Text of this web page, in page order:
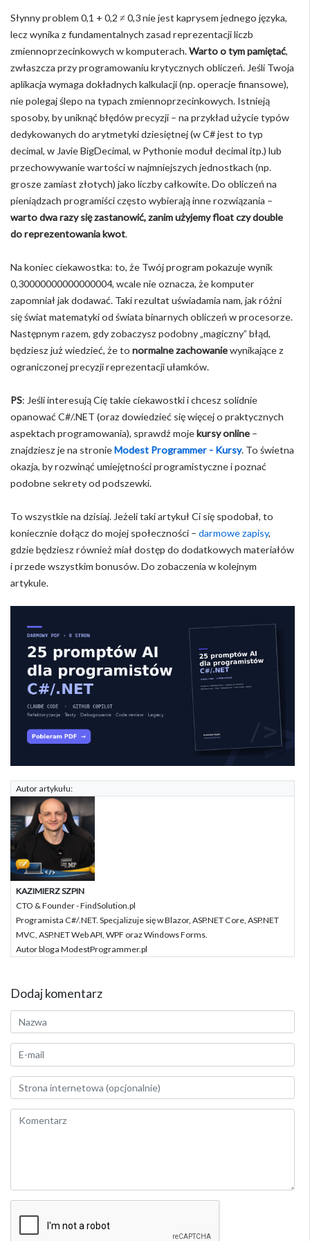
Słynny problem 0,1 + 0,2 ≠ 0,3 nie jest kaprysem jednego języka,
lecz wynika z fundamentalnych zasad reprezentacji liczb
zmiennoprzecinkowych w komputerach.Warto o tym pamiętać,
zwłaszcza przy programowaniu krytycznych obliczeń. Jeśli Twoja
aplikacja wymaga dokładnych kalkulacji (np. operacje finansowe),
nie polegaj ślepo na typach zmiennoprzecinkowych. Istnieją
sposoby, by uniknąć błędów precyzji – na przykład użycie typów
dedykowanych do arytmetyki dziesiętnej (w C# jest to typ
decimal, w Javie BigDecimal, w Pythonie moduł decimal itp.) lub
przechowywanie wartości w najmniejszych jednostkach (np.
grosze zamiast złotych) jako liczby całkowite. Do obliczeń na
pieniądzach programiści często wybierają inne rozwiązania –
warto dwa razy się zastanowić, zanim użyjemy float czy double
do reprezentowania kwot.
Na koniec ciekawostka: to, że Twój program pokazuje wynik
0,30000000000000004, wcale nie oznacza, że komputer
zapomniał jak dodawać. Taki rezultat uświadamia nam, jak różni
się świat matematyki od świata binarnych obliczeń w procesorze.
Następnym razem, gdy zobaczysz podobny „magiczny” błąd,
będziesz już wiedzieć, że to normalne zachowaniewynikające z
ograniczonej precyzji reprezentacji ułamków.
PS: Jeśli interesują Cię takie ciekawostki i chcesz solidnie
opanować C#/.NET (oraz dowiedzieć się więcej o praktycznych
aspektach programowania), sprawdź mojekursy online –
znajdziesz je na stronieModest Programmer - Kursy. To świetna
okazja, by rozwinąć umiejętności programistyczne i poznać
podobne sekrety od podszewki.
To wszystkie na dzisiaj. Jeżeli taki artykuł Ci się spodobał, to
koniecznie dołącz do mojej społeczności – darmowe zapisy,
gdzie będziesz również miał dostęp do dodatkowych materiałów
i przede wszystkim bonusów. Do zobaczenia w kolejnym
artykule.
Autor artykułu:
KAZIMIERZ SZPIN
CTO & Founder - FindSolution.pl
Programista C#/.NET. Specjalizuje się w Blazor, ASP.NET Core, ASP.NET
MVC, ASP.NET Web API, WPF oraz Windows Forms.
Autor bloga ModestProgrammer.pl
Dodaj komentarz